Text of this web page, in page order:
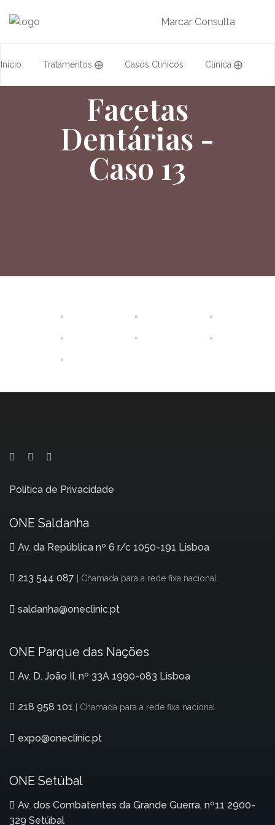
Início Tratamentos ⨁ Casos Clínicos Clínica ⨁
Formação
Marcar Consulta
Facetas
Dentárias -
Caso 13
Política de Privacidade
ONE Saldanha
Av. da República nº 6 r/c 1050-191 Lisboa
213 544 087 | Chamada para a rede fixa nacional
saldanha@oneclinic.pt
ONE Parque das Nações
Av. D. João II, nº 33A 1990-083 Lisboa
218 958 101 | Chamada para a rede fixa nacional
expo@oneclinic.pt
ONE Setúbal
Av. dos Combatentes da Grande Guerra, nº11 2900-
329 Setúbal